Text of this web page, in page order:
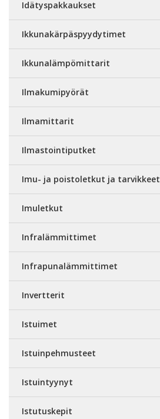
Idätyspakkaukset
Ikkunakärpäspyydytimet
Ikkunalämpömittarit
Ilmakumipyörät
Ilmamittarit
Ilmastointiputket
Imu- ja poistoletkut ja tarvikkeet
Imuletkut
Infralämmittimet
Infrapunalämmittimet
Invertterit
Istuimet
Istuinpehmusteet
Istuintyynyt
Istutuskepit